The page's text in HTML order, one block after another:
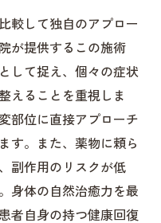
較して独自のアプロー
が提供するこの施術
して捉え、個々の症状
えることを重視しま
部位に直接アプローチ
す。また、薬物に頼ら
副作用のリスクが低
身体の自然治癒力を最
者自身の持つ健康回復